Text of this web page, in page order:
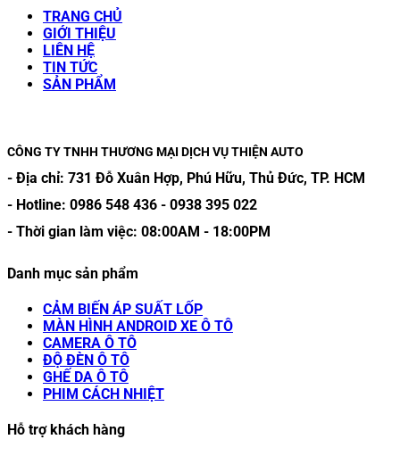
TRANG CHỦ
GIỚI THIỆU
LIÊN HỆ
TIN TỨC
SẢN PHẨM
CÔNG TY TNHH THƯƠNG MẠI DỊCH VỤ THIỆN AUTO
- Địa chỉ: 731 Đỗ Xuân Hợp, Phú Hữu, Thủ Đức, TP. HCM
- Hotline: 0986 548 436 - 0938 395 022
- Thời gian làm việc: 08:00AM - 18:00PM
Danh mục sản phẩm
CẢM BIẾN ÁP SUẤT LỐP
MÀN HÌNH ANDROID XE Ô TÔ
CAMERA Ô TÔ
ĐỘ ĐÈN Ô TÔ
GHẾ DA Ô TÔ
PHIM CÁCH NHIỆT
Hỗ trợ khách hàng